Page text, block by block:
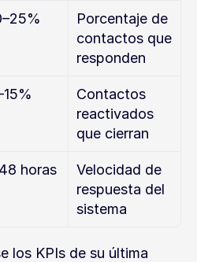
Porcentaje de
contactos que
responden
Contactos
reactivados
que cierran
horas
Velocidad de
respuesta del
sistema
los KPIs de su última